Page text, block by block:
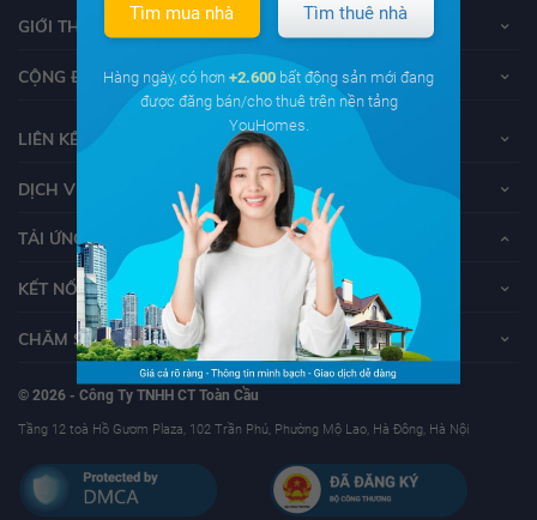
GIỚI THIỆU VỀ YOUHOMES
CỘNG ĐỒNG YOUHOMERS
LIÊN KẾT
DỊCH VỤ KHÁCH HÀNG
TẢI ỨNG DỤNG YOUHOMES
KẾT NỐI VỚI YOUHOMES
CHĂM SÓC KHÁCH HÀNG
© 2026 - Công Ty TNHH CT Toàn Cầu
Tầng 12 toà Hồ Gươm Plaza, 102 Trần Phú, Phường Mộ Lao, Hà Đông, Hà Nội
Tìm mua nhà Tìm thuê nhà
Hàng ngày, có hơn +2.600 bất động sản mới đang
được đăng bán/cho thuê trên nền tảng
YouHomes.